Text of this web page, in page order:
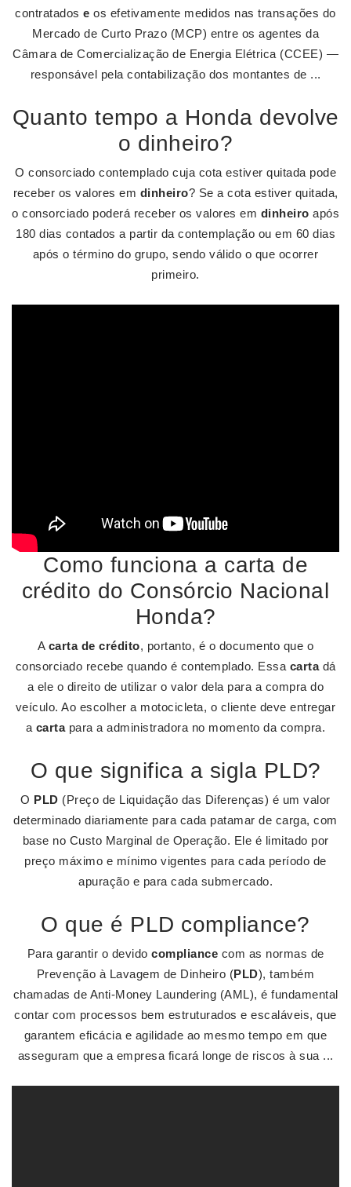
contratadose os efetivamente medidos nas transações do
Mercado de Curto Prazo (MCP) entre os agentes da
Câmara de Comercialização de Energia Elétrica (CCEE) —
responsável pela contabilização dos montantes de ...
Quanto tempo a Honda devolve
o dinheiro?
O consorciado contemplado cuja cota estiver quitada pode
receber os valores em dinheiro? Se a cota estiver quitada,
o consorciado poderá receber os valores em dinheiro após
180 dias contados a partir da contemplação ou em 60 dias
após o término do grupo, sendo válido o que ocorrer
primeiro.
Como funciona a carta de
crédito do Consórcio Nacional
Honda?
A carta de crédito, portanto, é o documento que o
consorciado recebe quando é contemplado. Essa cartadá
a ele o direito de utilizar o valor dela para a compra do
veículo. Ao escolher a motocicleta, o cliente deve entregar
a cartapara a administradora no momento da compra.
O que significa a sigla PLD?
O PLD (Preço de Liquidação das Diferenças) é um valor
determinado diariamente para cada patamar de carga, com
base no Custo Marginal de Operação. Ele é limitado por
preço máximo e mínimo vigentes para cada período de
apuração e para cada submercado.
O que é PLD compliance?
Para garantir o devido compliance com as normas de
Prevenção à Lavagem de Dinheiro (PLD), também
chamadas de Anti-Money Laundering (AML), é fundamental
contar com processos bem estruturados e escaláveis, que
garantem eficácia e agilidade ao mesmo tempo em que
asseguram que a empresa ficará longe de riscos à sua ...